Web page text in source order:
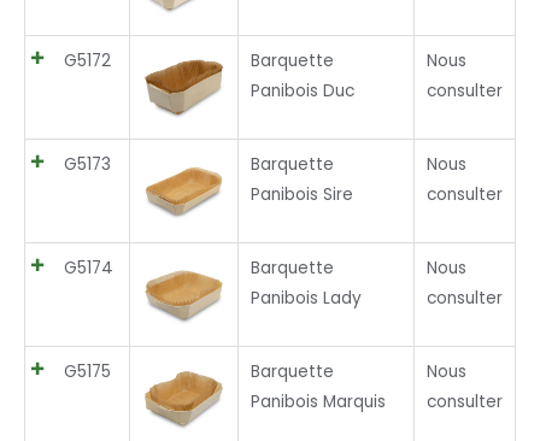
G5172
Barquette
Panibois Duc
Nous
consulter
G5173
Barquette
Panibois Sire
Nous
consulter
G5174
Barquette
Panibois Lady
Nous
consulter
G5175
Barquette
Panibois Marquis
Nous
consulter